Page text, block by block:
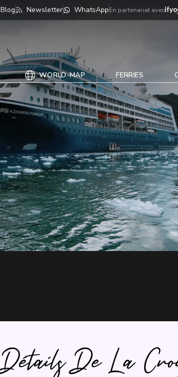
Blog Newsletter WhatsAppEn partenariat avec
WORLD-MAP FERRIES
Détails De La